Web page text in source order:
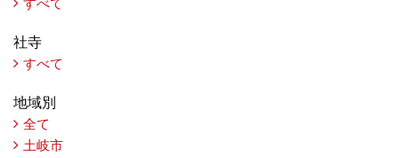
すべて
社寺
すべて
地域別
全て
土岐市